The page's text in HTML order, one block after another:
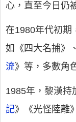
心，直至今日仍
在1980年代初期
如《四大名捕》
流》等，多數角
1985年，黎漢持
記》《光怪陸離